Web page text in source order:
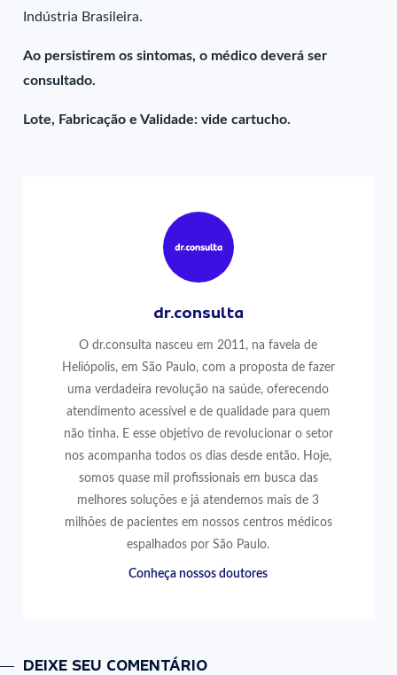
Indústria Brasileira.
Ao persistirem os sintomas, o médico deverá ser
consultado.
Lote, Fabricação e Validade: vide cartucho.
dr.consulta
O dr.consulta nasceu em 2011, na favela de
Heliópolis, em São Paulo, com a proposta de fazer
uma verdadeira revolução na saúde, oferecendo
atendimento acessível e de qualidade para quem
não tinha. E esse objetivo de revolucionar o setor
nos acompanha todos os dias desde então. Hoje,
somos quase mil profissionais em busca das
melhores soluções e já atendemos mais de 3
milhões de pacientes em nossos centros médicos
espalhados por São Paulo.
Conheça nossos doutores
DEIXE SEU COMENTÁRIO